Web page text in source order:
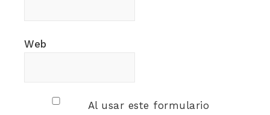
Web
Al usar este formulario